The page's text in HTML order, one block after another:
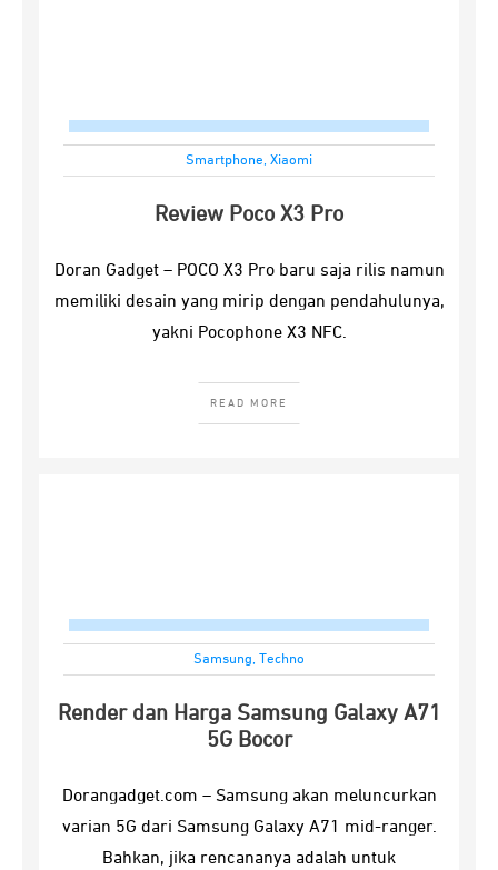
Smartphone, Xiaomi
Review Poco X3 Pro
Doran Gadget – POCO X3 Pro baru saja rilis namun
memiliki desain yang mirip dengan pendahulunya,
yakni Pocophone X3 NFC.
READ MORE
Samsung, Techno
Render dan Harga Samsung Galaxy A71
5G Bocor
Dorangadget.com – Samsung akan meluncurkan
varian 5G dari Samsung Galaxy A71 mid-ranger.
Bahkan, jika rencananya adalah untuk